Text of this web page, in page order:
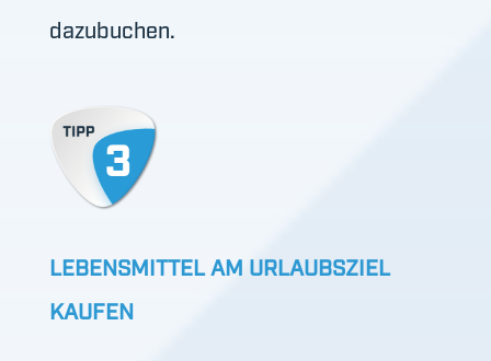
dazubuchen.
LEBENSMITTEL AM URLAUBSZIEL
KAUFEN